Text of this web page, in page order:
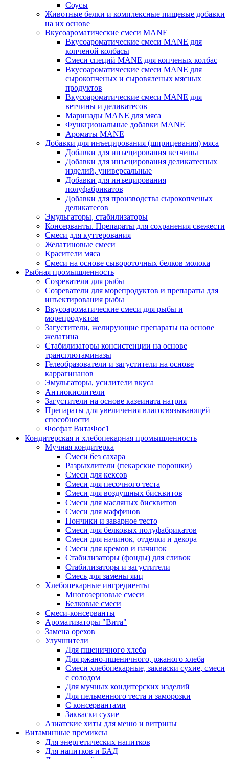
Соусы
Животные белки и комплексные пищевые добавки
на их основе
Вкусоароматические смеси MANE
Вкусоароматические смеси MANE для
копченой колбасы
Смеси специй MANE для копченых колбас
Вкусоароматические смеси MANE для
сырокопченых и сыровяленых мясных
продуктов
Вкусоароматические смеси MANE для
ветчины и деликатесов
Маринады MANE для мяса
Функциональные добавки MANE
Ароматы MANE
Добавки для инъецирования (шприцевания) мяса
Добавки для инъецирования ветчины
Добавки для инъецирования деликатесных
изделий, универсальные
Добавки для инъецирования
полуфабрикатов
Добавки для производства сырокопченых
деликатесов
Эмульгаторы, стабилизаторы
Консерванты. Препараты для сохранения свежести
Смеси для куттерования
Желатиновые смеси
Красители мяса
Смеси на основе сывороточных белков молока
Рыбная промышленность
Созреватели для рыбы
Созреватели для морепродуктов и препараты для
инъектирования рыбы
Вкусоароматические смеси для рыбы и
морепродуктов
Загустители, желирующие препараты на основе
желатина
Стабилизаторы консистенции на основе
трансглютаминазы
Гелеобразователи и загустители на основе
каррагинанов
Эмульгаторы, усилители вкуса
Антиокислители
Загустители на основе казеината натрия
Препараты для увеличения влагосвязывающей
способности
Фосфат ВитаФос1
Кондитерская и хлебопекарная промышленность
Мучная кондитерка
Смеси без сахара
Разрыхлители (пекарские порошки)
Смеси для кексов
Смеси для песочного теста
Смеси для воздушных бисквитов
Смеси для масляных бисквитов
Смеси для маффинов
Пончики и заварное тесто
Cмеси для белковых полуфабрикатов
Смеси для начинок, отделки и декора
Смеси для кремов и начинок
Стабилизаторы (фонды) для сливок
Стабилизаторы и загустители
Смесь для замены яиц
Хлебопекарные ингредиенты
Многозерновые смеси
Белковые смеси
Смеси-консерванты
Ароматизаторы "Вита"
Замена орехов
Улучшители
Для пшеничного хлеба
Для ржано-пшеничного, ржаного хлеба
Смеси хлебопекарные, закваски сухие, смеси
с солодом
Для мучных кондитерских изделий
Для пельменного теста и заморозки
С консервантами
Закваски сухие
Азиатские хиты для меню и витрины
Витаминные премиксы
Для энергетических напитков
Для напитков и БАД